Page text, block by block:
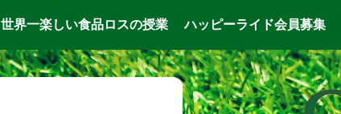
世界一楽しい食品ロスの授業 ハッピーライド会員募集